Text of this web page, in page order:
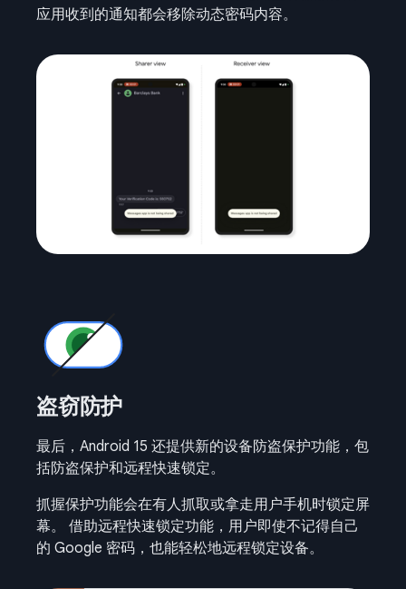
应用收到的通知都会移除动态密码内容。
盗窃防护
最后，Android 15 还提供新的设备防盗保护功能，包
括防盗保护和远程快速锁定。
抓握保护功能会在有人抓取或拿走用户手机时锁定屏
幕。 借助远程快速锁定功能，用户即使不记得自己
的 Google 密码，也能轻松地远程锁定设备。